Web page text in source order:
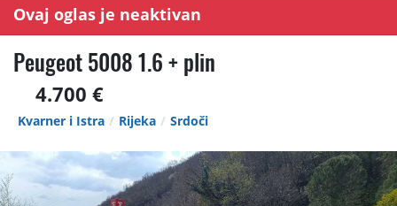
Ovaj oglas je neaktivan
Peugeot 5008 1.6 + plin
4.700 €
Kvarner i Istra Rijeka Srdoči